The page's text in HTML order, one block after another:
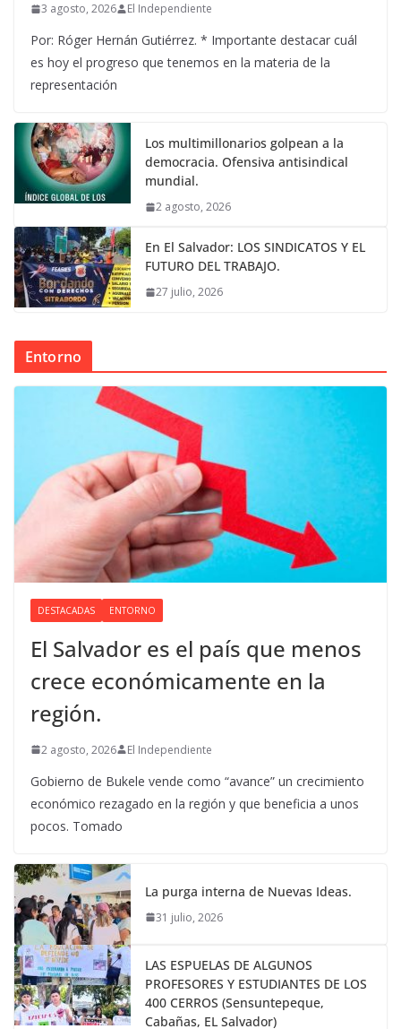
3 agosto, 2026 El Independiente
Por: Róger Hernán Gutiérrez. * Importante destacar cuál
es hoy el progreso que tenemos en la materia de la
representación
Los multimillonarios golpean a la
democracia. Ofensiva antisindical
mundial.
2 agosto, 2026
En El Salvador: LOS SINDICATOS Y EL
FUTURO DEL TRABAJO.
27 julio, 2026
Entorno
DESTACADAS ENTORNO
El Salvador es el país que menos
crece económicamente en la
región.
2 agosto, 2026 El Independiente
Gobierno de Bukele vende como “avance” un crecimiento
económico rezagado en la región y que beneficia a unos
pocos. Tomado
La purga interna de Nuevas Ideas.
31 julio, 2026
LAS ESPUELAS DE ALGUNOS
PROFESORES Y ESTUDIANTES DE LOS
400 CERROS (Sensuntepeque,
Cabañas, EL Salvador)